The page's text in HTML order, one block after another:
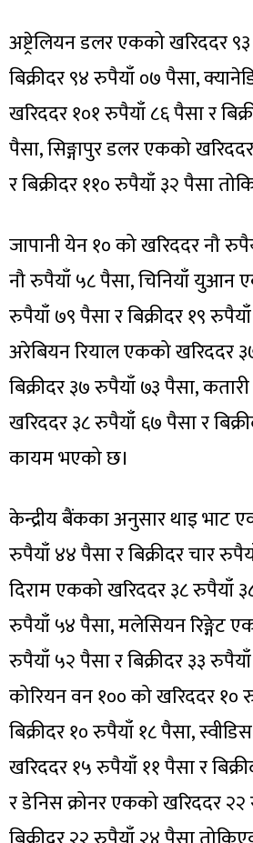
अष्ट्रेलियन डलर एकको खरिददर
बिक्रीदर ९४ रुपैयाँ ०७ पैसा,
खरिददर १०१ रुपैयाँ ८६ पैसा र
पैसा, सिङ्गापुर डलर एकको
र बिक्रीदर ११० रुपैयाँ ३२ पैसा
जापानी येन १० को खरिददर नौ
नौ रुपैयाँ ५८ पैसा, चिनियाँ युआन
रुपैयाँ ७९ पैसा र बिक्रीदर १९
अरेबियन रियाल एकको खरिददर
बिक्रीदर ३७ रुपैयाँ ७३ पैसा,
खरिददर ३८ रुपैयाँ ६७ पैसा र
कायम भएको छ।
केन्द्रीय बैंकका अनुसार थाइ भाट
रुपैयाँ ४४ पैसा र बिक्रीदर चार
दिराम एकको खरिददर ३८ रुपैयाँ
रुपैयाँ ५४ पैसा, मलेसियन रिङ्गेट
रुपैयाँ ५२ पैसा र बिक्रीदर ३३
कोरियन वन १०० को खरिददर १०
बिक्रीदर १० रुपैयाँ १८ पैसा,
खरिददर १५ रुपैयाँ ११ पैसा र
र डेनिस क्रोनर एकको खरिददर